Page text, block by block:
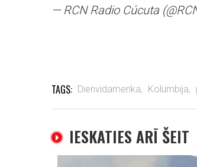
— RCN Radio Cúcuta
TAGS: Dienvidamerika, Kolumbija,
IESKATIES ARĪ ŠEIT